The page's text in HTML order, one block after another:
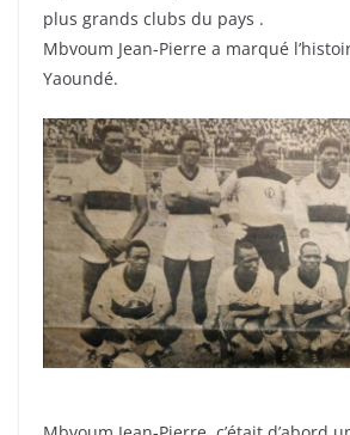
plus grands clubs du pays .
Mbvoum Jean-Pierre a marqué
Yaoundé.